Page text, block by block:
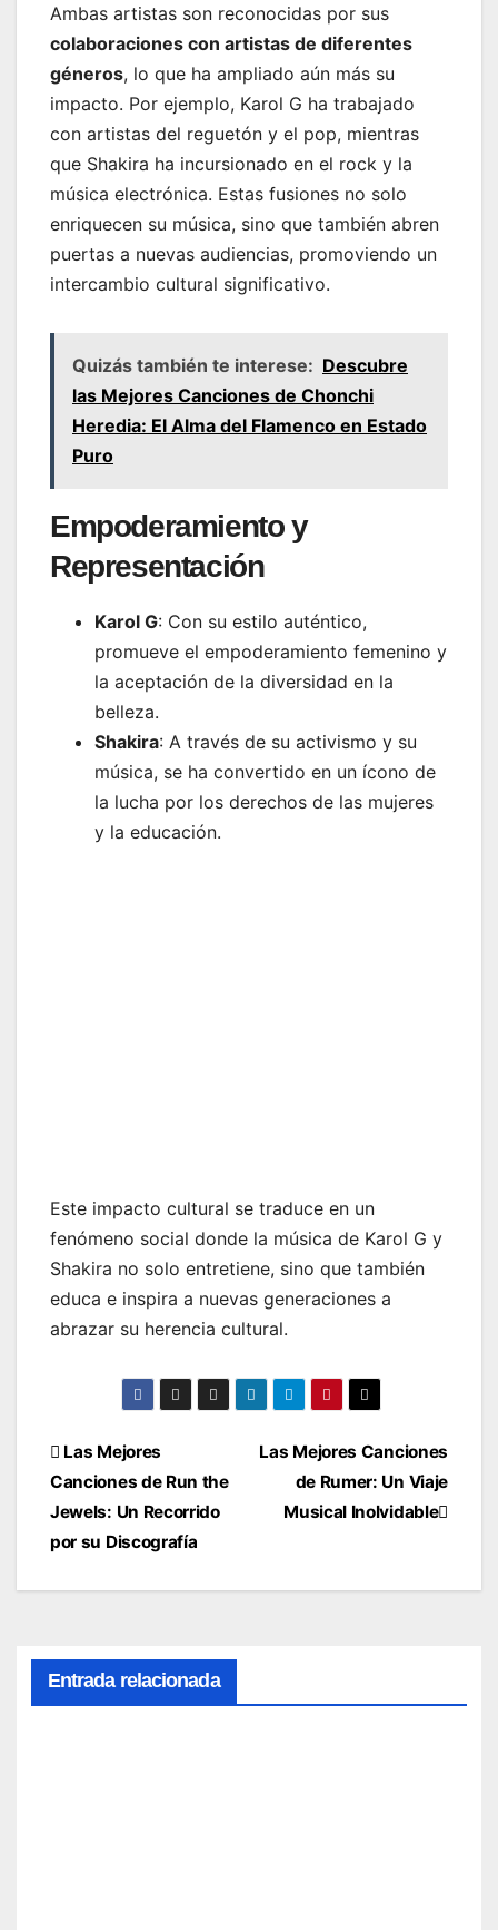
Ambas artistas son reconocidas por sus
colaboraciones con artistas de diferentes
géneros, lo que ha ampliado aún más su
impacto. Por ejemplo, Karol G ha trabajado
con artistas del reguetón y el pop, mientras
que Shakira ha incursionado en el rock y la
música electrónica. Estas fusiones no solo
enriquecen su música, sino que también abren
puertas a nuevas audiencias, promoviendo un
intercambio cultural significativo.
Quizás también te interese: Descubre
las Mejores Canciones de Chonchi
Heredia: El Alma del Flamenco en Estado
Puro
Empoderamiento y
Representación
Karol G: Con su estilo auténtico,
promueve el empoderamiento femenino y
la aceptación de la diversidad en la
belleza.
Shakira: A través de su activismo y su
música, se ha convertido en un ícono de
la lucha por los derechos de las mujeres
y la educación.
Este impacto cultural se traduce en un
fenómeno social donde la música de Karol G y
Shakira no solo entretiene, sino que también
educa e inspira a nuevas generaciones a
abrazar su herencia cultural.
Navegación
de
entradas
Las Mejores Canciones
de Rumer: Un Viaje
Musical Inolvidable
Las Mejores
Canciones de Run the
Jewels: Un Recorrido
por su Discografía
Entrada relacionada